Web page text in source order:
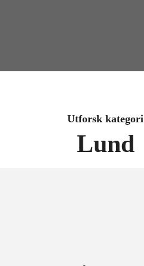
Utforsk kategori
Lund